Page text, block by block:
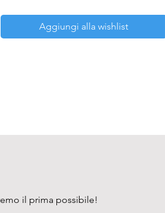
Aggiungi alla wishlist
il prima possibile!